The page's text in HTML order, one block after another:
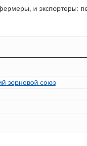
и экспортеры:
зерновой союз